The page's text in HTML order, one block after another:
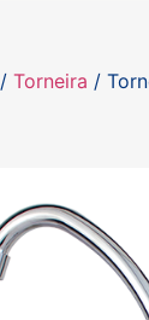
/ Torneira /